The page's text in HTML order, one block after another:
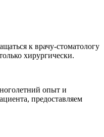
к врачу-стоматологу
хирургически.
опыт и
предоставляем